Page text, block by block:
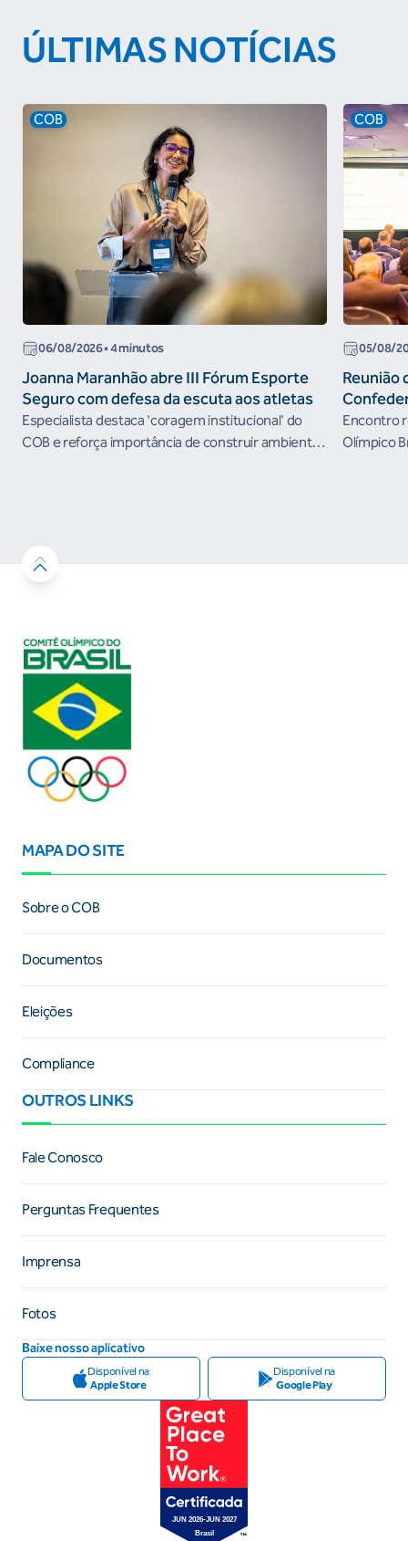
ÚLTIMAS NOTÍCIAS
COB
06/08/2026• 4 minutos
Joanna Maranhão abre III Fórum Esporte
Seguro com defesa da escuta aos atletas
Especialista destaca 'coragem institucional' do
COB e reforça importância de construir ambientes
COB
05/08/
Reunião
the
Encontro
Olímpico
MAPA DO SITE
Sobre o COB
Documentos
Eleições
Compliance
OUTROS LINKS
Fale Conosco
Perguntas Frequentes
Imprensa
Fotos
Baixe nosso aplicativo
Disponível na
Apple Store
Disponível na
Google Play